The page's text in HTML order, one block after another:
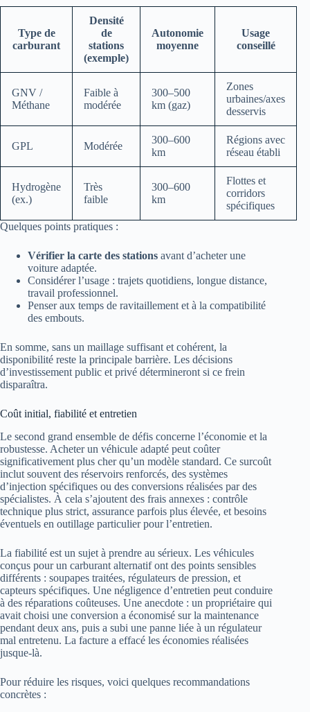
Type de
carburant
Densité
de
stations
(exemple)
Autonomie
moyenne
Usage
conseillé
GNV /
Méthane
Faible à
modérée
300–500
km (gaz)
Zones
urbaines/axes
desservis
GPL Modérée
300–600
km
Régions avec
réseau établi
Hydrogène
(ex.)
Très
faible
300–600
km
Flottes et
corridors
spécifiques
Quelques points pratiques :
Vérifier la carte des stations avant d’acheter une
voiture adaptée.
Considérer l’usage : trajets quotidiens, longue distance,
travail professionnel.
Penser aux temps de ravitaillement et à la compatibilité
des embouts.
En somme, sans un maillage suffisant et cohérent, la
disponibilité reste la principale barrière. Les décisions
d’investissement public et privé détermineront si ce frein
disparaîtra.
Coût initial, fiabilité et entretien
Le second grand ensemble de défis concerne l’économie et la
robustesse. Acheter un véhicule adapté peut coûter
significativement plus cher qu’un modèle standard. Ce surcoût
inclut souvent des réservoirs renforcés, des systèmes
d’injection spécifiques ou des conversions réalisées par des
spécialistes. À cela s’ajoutent des frais annexes : contrôle
technique plus strict, assurance parfois plus élevée, et besoins
éventuels en outillage particulier pour l’entretien.
La fiabilité est un sujet à prendre au sérieux. Les véhicules
conçus pour un carburant alternatif ont des points sensibles
différents : soupapes traitées, régulateurs de pression, et
capteurs spécifiques. Une négligence d’entretien peut conduire
à des réparations coûteuses. Une anecdote : un propriétaire qui
avait choisi une conversion a économisé sur la maintenance
pendant deux ans, puis a subi une panne liée à un régulateur
mal entretenu. La facture a effacé les économies réalisées
jusque-là.
Pour réduire les risques, voici quelques recommandations
concrètes :